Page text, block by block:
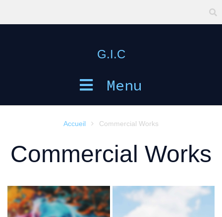
G.I.C
Menu
Accueil  Commercial Works
Commercial Works